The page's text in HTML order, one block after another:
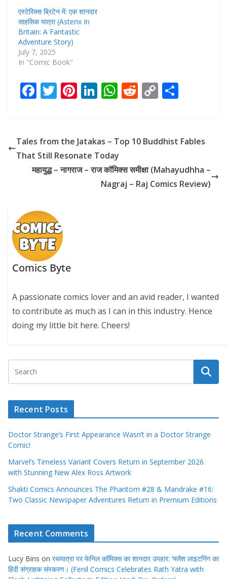
एस्टेरिक्स ब्रिटेन में: एक शानदार
साहसिक यात्रा (Asterix In
Britain: A Fantastic
Adventure Story)
July 7, 2025
In "Comic Book"
F
b
o
o
T
er
Pi
e
st
Li
e
dI
n
W
s
A
p
p
R
di
C
y
n
k
e
Tales from the Jatakas – Top 10 Buddhist Fables
That Still Resonate Today
महायुद्ध – नागराज – राज कॉमिक्स समीक्षा (Mahayudhha –
Nagraj – Raj Comics Review)
Comics Byte
A passionate comics lover and an avid reader, I wanted
to contribute as much as I can in this industry. Hence
doing my little bit here. Cheers!
Recent Posts
Doctor Strange’s First Appearance Wasn’t in a Doctor Strange
Comic!
Marvel’s Timeless Variant Covers Return in September 2026
with Stunning New Alex Ross Artwork
Shakti Comics Announces The Phantom #28 & Mandrake #16:
Two Classic Newspaper Adventures Return in Premium Editions
Recent Comments
Lucy Bins on रथयात्रा पर फेनिल कॉमिक्स का शानदार उपहार: ‘फ्लैश लाइटनिंग का
हिंदी संग्राहक संस्करण। (Fenil Comics Celebrates Rath Yatra with